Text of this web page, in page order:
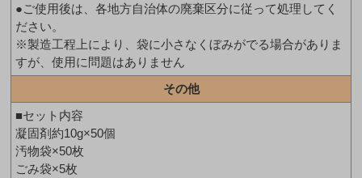
●ご使用後は、各地方自治体の廃棄区分に従って処理してく
ださい。
※製造工程上により、袋に小さなくぼみがでる場合がありま
すが、使用に問題はありません
その他
■セット内容
凝固剤約10g×50個
汚物袋×50枚
ごみ袋×5枚